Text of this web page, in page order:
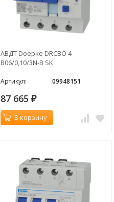
АВДТ Doepke DRCBO 4
B06/0,10/3N-B SK
Артикул: 09948151
87 665 ₽
В корзину